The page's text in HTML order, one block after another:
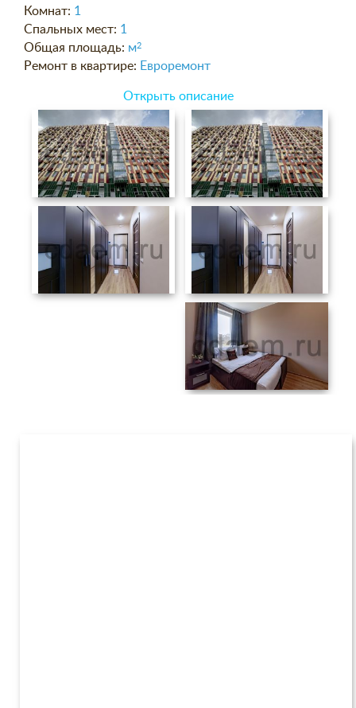
Комнат: 1
Спальных мест: 1
Общая площадь: м2
Ремонт в квартире: Евроремонт
Открыть описание